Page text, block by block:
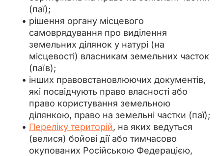
(паї);
рішення органу місцевого
самоврядування про виділення
земельних ділянок у натурі (на
місцевості) власникам земельних часток
(паїв);
інших правовстановлюючих документів,
які посвідчують право власності або
право користування земельною
ділянкою, право на земельні частки (паї);
Переліку територій, на яких ведуться
(велися) бойові дії або тимчасово
окупованих Російською Федерацією,